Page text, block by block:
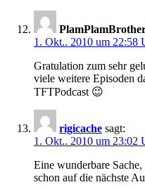
1. Okt.. 2010 um 22:58
Gratulation zum sehr
viele weitere Episoden
TFTPodcast 😉
rigicache sagt:
1. Okt.. 2010 um 23:02
Eine wunderbare
schon auf die nächste